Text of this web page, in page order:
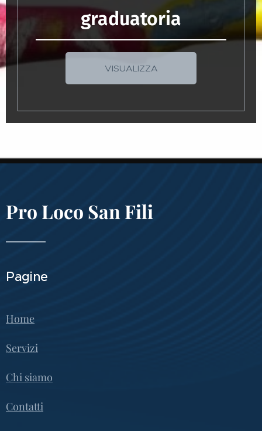
graduatoria
VISUALIZZA
Pro Loco San Fili
Pagine
Home
Servizi
Chi siamo
Contatti